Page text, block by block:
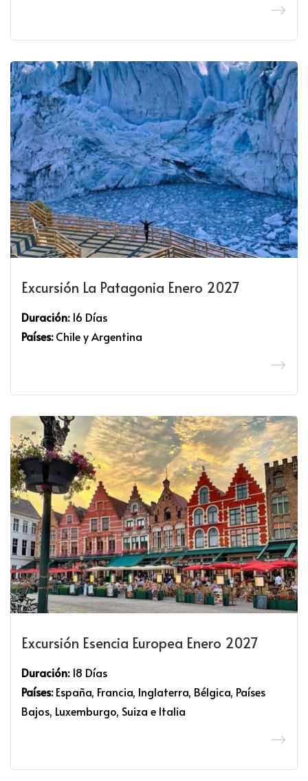
Excursión La Patagonia Enero 2027
Duración:16 Días
Países:Chile y Argentina
Excursión Esencia Europea Enero 2027
Duración:18 Días
Países:España, Francia, Inglaterra, Bélgica, Países
Bajos, Luxemburgo, Suiza e Italia